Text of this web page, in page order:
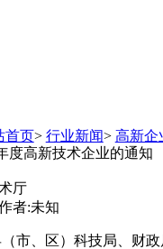
首页> 行业新闻> 高新企
度高新技术企业的通知
厅
者:未知
市、区）科技局、财